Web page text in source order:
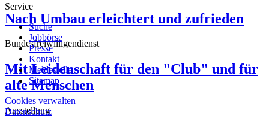
Nach Umbau erleichtert und zufrieden
Bundesfreiwilligendienst
Mit Leidenschaft für den "Club" und für
alte Menschen
Ausstellung
Service
Suche
Jobbörse
Presse
Kontakt
Meldestelle
Sitemap
Cookies verwalten
Datenschutz